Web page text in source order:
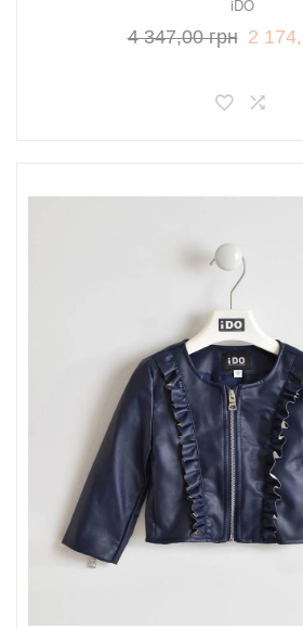
iDO
4 347,00 грн 2